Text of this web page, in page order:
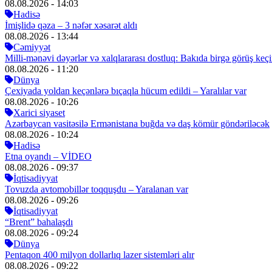
08.08.2026 - 14:03
Hadisə
İmişlidə qəza – 3 nəfər xəsarət aldı
08.08.2026 - 13:44
Cəmiyyət
Milli-mənəvi dəyərlər və xalqlararası dostluq: Bakıda birgə görüş
08.08.2026 - 11:20
Dünya
Çexiyada yoldan keçənlərə bıçaqla hücum edildi – Yaralılar var
08.08.2026 - 10:26
Xarici siyaset
Azərbaycan vasitəsilə Ermənistana buğda və daş kömür göndəriləcək
08.08.2026 - 10:24
Hadisə
Etna oyandı – VİDEO
08.08.2026 - 09:37
İqtisadiyyat
Tovuzda avtomobillər toqquşdu – Yaralanan var
08.08.2026 - 09:26
İqtisadiyyat
“Brent” bahalaşdı
08.08.2026 - 09:24
Dünya
Pentaqon 400 milyon dollarlıq lazer sistemləri alır
08.08.2026 - 09:22